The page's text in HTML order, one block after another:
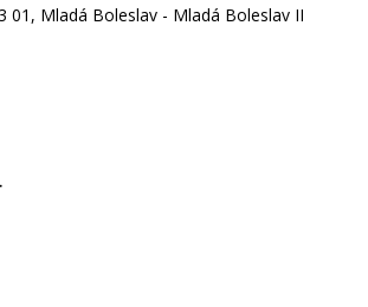
01, Mladá Boleslav - Mladá Boleslav II